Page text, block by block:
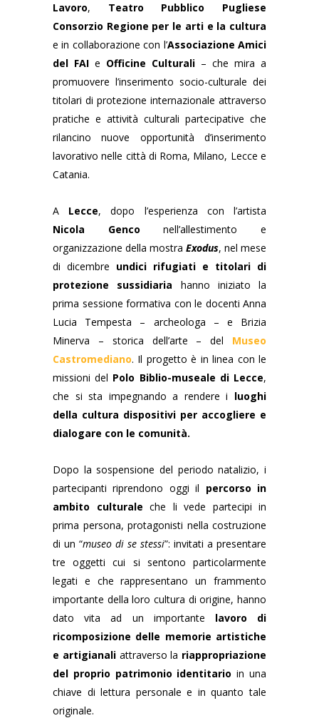
Lavoro, Teatro Pubblico Pugliese
Consorzio Regione per le arti e la cultura
e in collaborazione con l’Associazione Amici
del FAI e Officine Culturali – che mira a
promuovere l’inserimento socio-culturale dei
titolari di protezione internazionale attraverso
pratiche e attività culturali partecipative che
rilancino nuove opportunità d’inserimento
lavorativo nelle città di Roma, Milano, Lecce e
Catania.
A Lecce, dopo l’esperienza con l’artista
Nicola Genco nell’allestimento e
organizzazione della mostra Exodus, nel mese
di dicembre undici rifugiati e titolari di
protezione sussidiaria hanno iniziato la
prima sessione formativa con le docenti Anna
Lucia Tempesta – archeologa – e Brizia
Minerva – storica dell’arte – del Museo
Castromediano. Il progetto è in linea con le
missioni del Polo Biblio-museale di Lecce,
che si sta impegnando a rendere i luoghi
della cultura dispositivi per accogliere e
dialogare con le comunità.
Dopo la sospensione del periodo natalizio, i
partecipanti riprendono oggi il percorso in
ambito culturale che li vede partecipi in
prima persona, protagonisti nella costruzione
di un “museo di se stessi”: invitati a presentare
tre oggetti cui si sentono particolarmente
legati e che rappresentano un frammento
importante della loro cultura di origine, hanno
dato vita ad un importante lavoro di
ricomposizione delle memorie artistiche
e artigianaliattraverso la riappropriazione
del proprio patrimonio identitario in una
chiave di lettura personale e in quanto tale
originale.